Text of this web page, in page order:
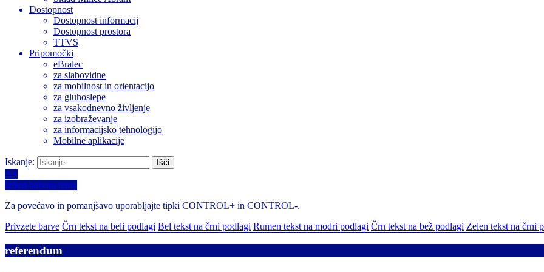
Dostopnost
Dostopnost informacij
Dostopnost prostora
TTVS
Pripomočki
eBralec
za slabovidne
za mobilnost in orientacijo
za gluhoslepe
za vsakodnevno življenje
za izobraževanje
za informacijsko tehnologijo
Mobilne aplikacije
Iskanje:
A+
Izberi barvno temo
Za povečavo in pomanjšavo uporabljajte tipki CONTROL+ in CONTROL-.
Privzete barve Črn tekst na beli podlagi Bel tekst na črni podlagi Rumen tekst na modri podlagi Črn tekst na bež podlagi Zelen tekst na črni
referendum